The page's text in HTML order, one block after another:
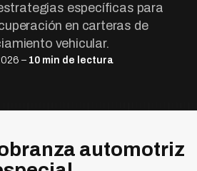
específicas para
en carteras de
vehicular.
– 10 min de lectura
automotriz